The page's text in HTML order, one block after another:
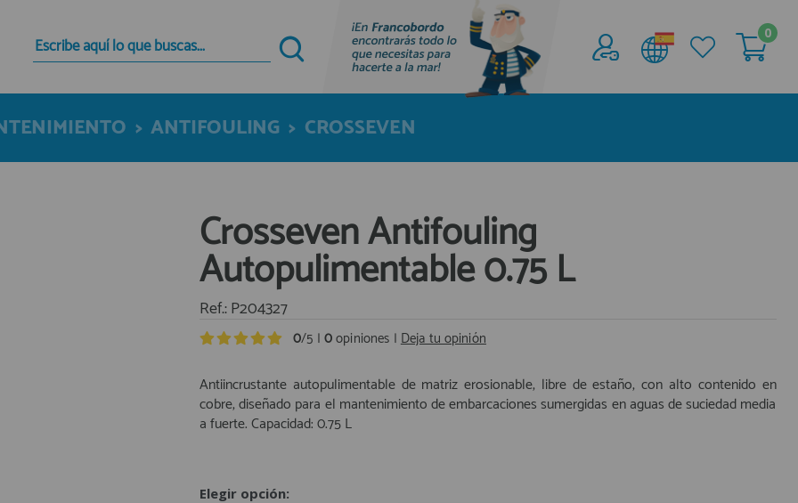
Quiero registrarme
Nuevo cliente
Al crear una cuenta en francobordo.com podrás
tienda virtual, revisar el estado de tus pedidos y
¡Adelante! Te estabamos esperando.
registro cliente
Acceder al
Área profesionales
la Náutica
registro profesional
0
> ANTIFOULING > CROSSEVEN
Crosseven Antifouling
Autopulimentable 0.75 L
Ref.: P204327
0/5 | 0opiniones | Deja tu opinión
Antiincrustante autopulimentable de matriz erosionable, libre de estaño, con alto contenido en
cobre, diseñado para el mantenimiento de embarcaciones sumergidas en aguas de suciedad media
a fuerte. Capacidad: 0.75 L
Elegir opción: